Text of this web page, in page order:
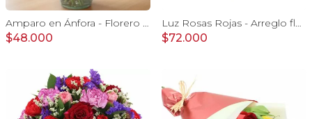
Amparo en Ánfora - Florero 12 rosas ecuatorianas rojo
$48.000
Luz Rosas Rojas - Arreglo floral en canasto circular con gerberas blancas, rosas rojas y astromelias blancas
$72.000